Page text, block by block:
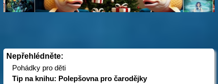
Nepřehlédněte:
Pohádky pro děti
Tip na knihu: Polepšovna pro čarodějky